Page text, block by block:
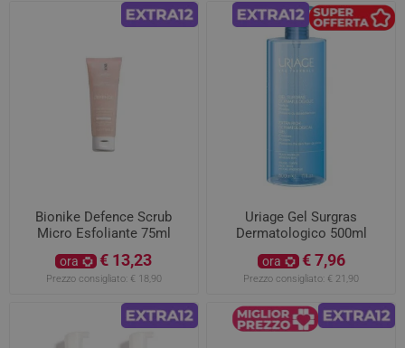
Bionike Defence Scrub
Micro Esfoliante 75ml
ora € 13,23
Prezzo consigliato: € 18,90
Uriage Gel Surgras
Dermatologico 500ml
ora € 7,96
Prezzo consigliato: € 21,90